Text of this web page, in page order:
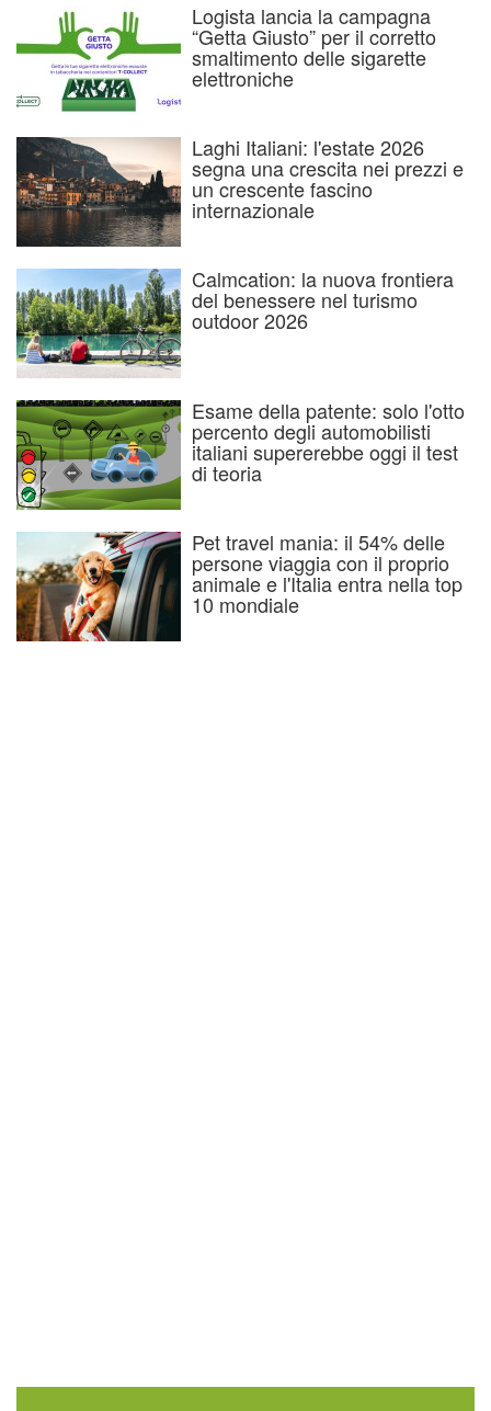
Logista lancia la campagna
“Getta Giusto” per il corretto
smaltimento delle sigarette
elettroniche
Laghi Italiani: l'estate 2026
segna una crescita nei prezzi e
un crescente fascino
internazionale
Calmcation: la nuova frontiera
del benessere nel turismo
outdoor 2026
Esame della patente: solo l'otto
percento degli automobilisti
italiani supererebbe oggi il test
di teoria
Pet travel mania: il 54% delle
persone viaggia con il proprio
animale e l'Italia entra nella top
10 mondiale